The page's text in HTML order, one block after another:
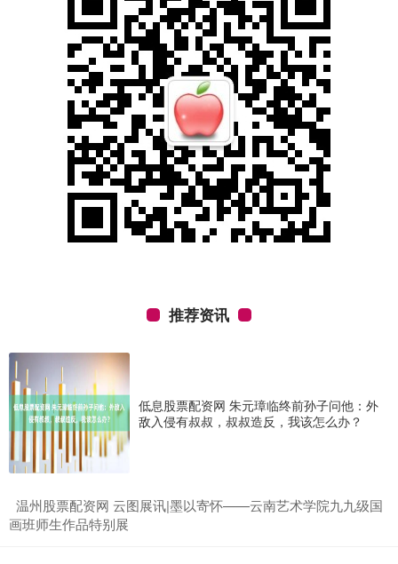
推荐资讯
低息股票配资网 朱元璋临终前孙子问他：外
敌入侵有叔叔，叔叔造反，我该怎么办？
​温州股票配资网 云图展讯|墨以寄怀——云南艺术学院九九级国
画班师生作品特别展